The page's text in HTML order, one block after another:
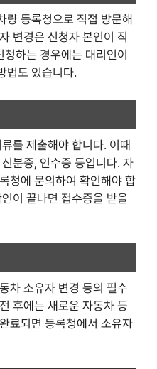
량 등록청으로 직접 방문해
변경은 신청자 본인이 직
하는 경우에는 대리인이
법도 있습니다.
를 제출해야 합니다. 이때
분증, 인수증 등입니다. 자
청에 문의하여 확인해야 합
이 끝나면 접수증을 받을
차 소유자 변경 등의 필수
후에는 새로운 자동차 등
료되면 등록청에서 소유자